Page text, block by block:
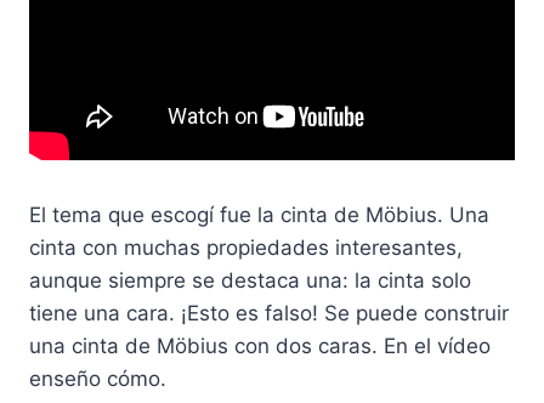
El tema que escogí fue la cinta de Möbius. Una
cinta con muchas propiedades interesantes,
aunque siempre se destaca una: la cinta solo
tiene una cara. ¡Esto es falso! Se puede construir
una cinta de Möbius con dos caras. En el vídeo
enseño cómo.